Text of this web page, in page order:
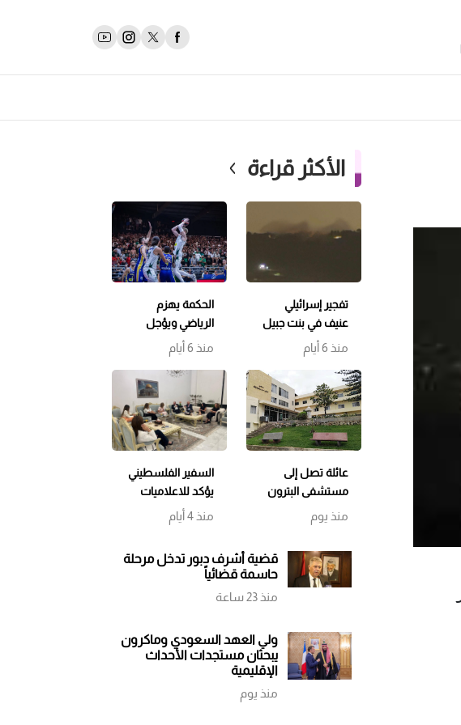
الأكثر قراءة
تفجير إسرائيلي
عنيف في بنت جبيل
وتمشيط باتجاه
منذ 6 أيام
الحكمة يهزم
الرياضي ويؤجل
حسم اللقب إلى
مباراة سابعة
منذ 6 أيام
عائلة تصل إلى
مستشفى البترون
بحالة هستيرية…
والتحقيقات
الوالد
منذ يوم
السفير الفلسطيني
يؤكد للاعلاميات
اللبنانيات التمسك
بسيادة لبنان
منذ 4 أيام
قضية أشرف دبور تدخل مرحلة
حاسمة قضائياً
منذ 23 ساعة
ولي العهد السعودي وماكرون
يبحثان مستجدات الأحداث
الإقليمية
منذ يوم